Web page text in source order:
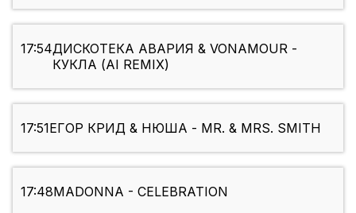
17:54ДИСКОТЕКА АВАРИЯ & VONAMOUR -
КУКЛА (AI REMIX)
17:51ЕГОР КРИД & НЮША - MR. & MRS. SMITH
17:48MADONNA - CELEBRATION